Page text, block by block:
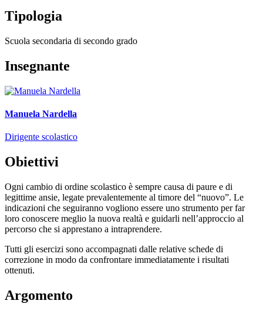
Tipologia
Scuola secondaria di secondo grado
Insegnante
Manuela Nardella
Dirigente scolastico
Obiettivi
Ogni cambio di ordine scolastico è sempre causa di paure e di
legittime ansie, legate prevalentemente al timore del “nuovo”. Le
indicazioni che seguiranno vogliono essere uno strumento per far
loro conoscere meglio la nuova realtà e guidarli nell’approccio al
percorso che si apprestano a intraprendere.
Tutti gli esercizi sono accompagnati dalle relative schede di
correzione in modo da confrontare immediatamente i risultati
ottenuti.
Argomento